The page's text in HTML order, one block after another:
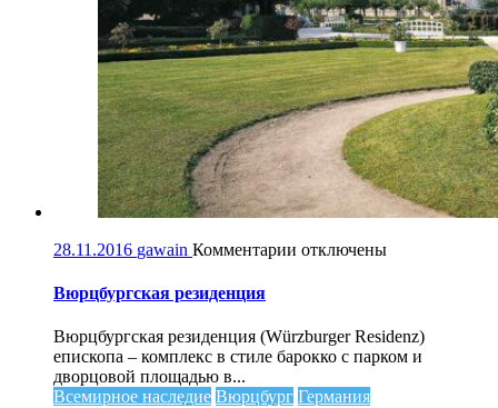
28.11.2016 gawain Комментарии котключены
Вюрцбургская резиденция
Вюрцбургская резиденция (Würzburger Residenz)
епископа – комплекс в стиле барокко с парком и
дворцовой площадью в...
Всемирное наследие Вюрцбург Германия